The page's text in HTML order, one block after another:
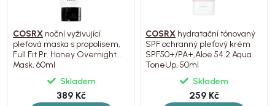
COSRX noční vyživující
pleťová maska s propolisem,
Full Fit Pr. Honey Overnight
Mask, 60ml
Skladem
389 Kč
COSRX hydratační tónovaný
SPF ochranný pleťový krém
SPF50+/PA+,Aloe 54.2 Aqua
ToneUp, 50ml
Skladem
259 Kč